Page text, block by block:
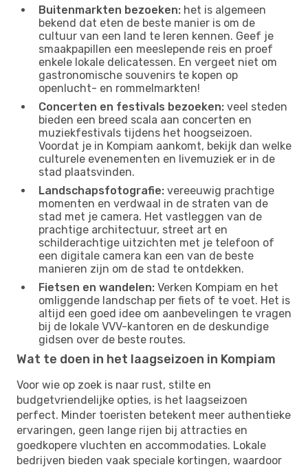
Buitenmarkten bezoeken: het is algemeen
bekend dat eten de beste manier is om de
cultuur van een land te leren kennen. Geef je
smaakpapillen een meeslepende reis en proef
enkele lokale delicatessen. En vergeet niet om
gastronomische souvenirs te kopen op
openlucht- en rommelmarkten!
Concerten en festivals bezoeken: veel steden
bieden een breed scala aan concerten en
muziekfestivals tijdens het hoogseizoen.
Voordat je in Kompiam aankomt, bekijk dan welke
culturele evenementen en livemuziek er in de
stad plaatsvinden.
Landschapsfotografie: vereeuwig prachtige
momenten en verdwaal in de straten van de
stad met je camera. Het vastleggen van de
prachtige architectuur, street art en
schilderachtige uitzichten met je telefoon of
een digitale camera kan een van de beste
manieren zijn om de stad te ontdekken.
Fietsen en wandelen: Verken Kompiam en het
omliggende landschap per fiets of te voet. Het is
altijd een goed idee om aanbevelingen te vragen
bij de lokale VVV-kantoren en de deskundige
gidsen over de beste routes.
Wat te doen in het laagseizoen in Kompiam
Voor wie op zoek is naar rust, stilte en
budgetvriendelijke opties, is het laagseizoen
perfect. Minder toeristen betekent meer authentieke
ervaringen, geen lange rijen bij attracties en
goedkopere vluchten en accommodaties. Lokale
bedrijven bieden vaak speciale kortingen, waardoor